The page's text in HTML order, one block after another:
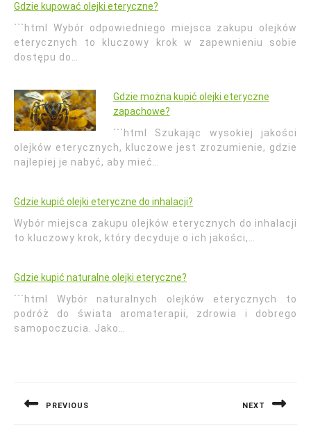
Gdzie kupować olejki eteryczne?
```html Wybór odpowiedniego miejsca zakupu olejków
eterycznych to kluczowy krok w zapewnieniu sobie
dostępu do…
Gdzie można kupić olejki eteryczne
zapachowe?
```html Szukając wysokiej jakości
olejków eterycznych, kluczowe jest zrozumienie, gdzie
najlepiej je nabyć, aby mieć…
Gdzie kupić olejki eteryczne do inhalacji?
Wybór miejsca zakupu olejków eterycznych do inhalacji
to kluczowy krok, który decyduje o ich jakości,…
Gdzie kupić naturalne olejki eteryczne?
```html Wybór naturalnych olejków eterycznych to
podróż do świata aromaterapii, zdrowia i dobrego
samopoczucia. Jako…
PREVIOUS NEXT